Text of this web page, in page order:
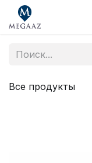
Skip to Content
Все продукты